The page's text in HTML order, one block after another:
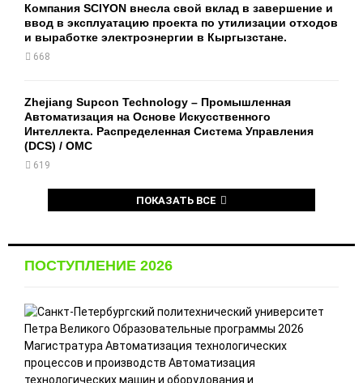
Компания SCIYON внесла свой вклад в завершение и
ввод в эксплуатацию проекта по утилизации отходов
и выработке электроэнергии в Кыргызстане.
668
Zhejiang Supcon Technology – Промышленная
Автоматизация на Основе Искусственного
Интеллекта. Распределенная Cистема Управления
(DCS) / OMC
619
ПОКАЗАТЬ ВСЕ
ПОСТУПЛЕНИЕ 2026